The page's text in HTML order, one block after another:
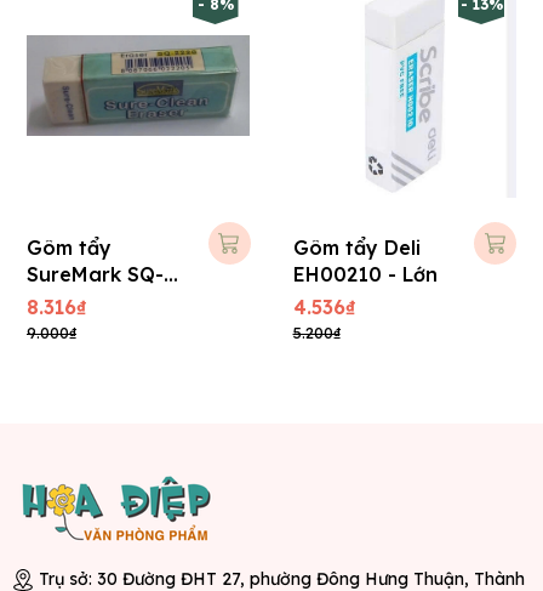
- 8%
Gôm tẩy
SureMark SQ-
2220 - Lớn
8.316₫
9.000₫
- 13%
Gôm tẩy Deli
EH00210 - Lớn
4.536₫
5.200₫
Trụ sở: 30 Đường ĐHT 27, phường Đông Hưng Thuận, Thành